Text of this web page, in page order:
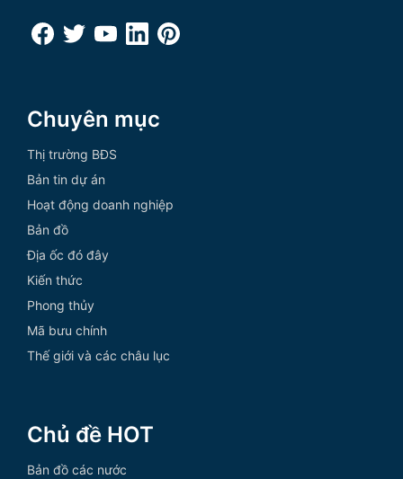
Chuyên mục
Thị trường BĐS
Bản tin dự án
Hoạt động doanh nghiệp
Bản đồ
Địa ốc đó đây
Kiến thức
Phong thủy
Mã bưu chính
Thế giới và các châu lục
Chủ đề HOT
Bản đồ các nước